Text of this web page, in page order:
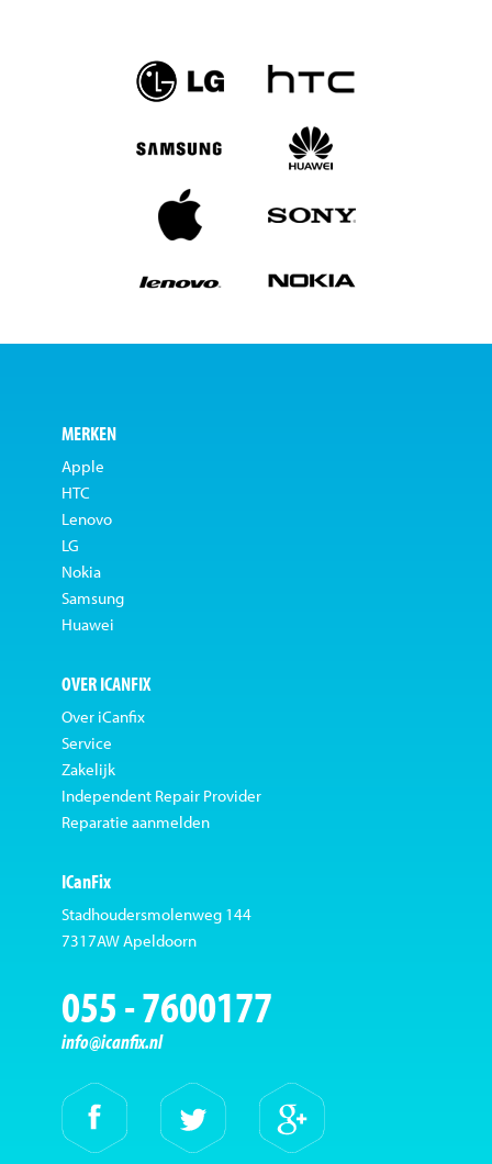
MERKEN
Apple
HTC
Lenovo
LG
Nokia
Samsung
Huawei
OVER ICANFIX
Over iCanfix
Service
Zakelijk
Independent Repair Provider
Reparatie aanmelden
ICanFix
Stadhoudersmolenweg 144
7317AW Apeldoorn
055 - 7600177
info@icanfix.nl